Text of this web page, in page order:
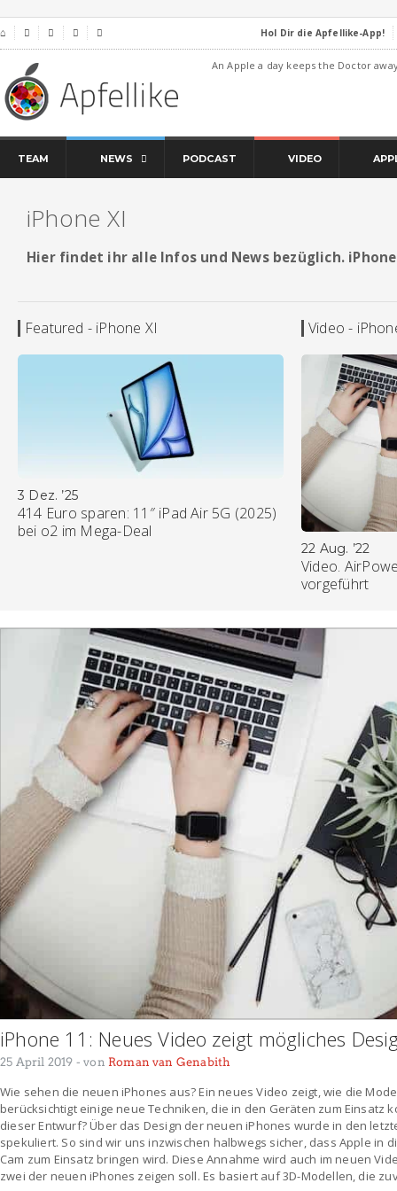
⌂     Hol Dir die Apfellike-App!
An Apple a day keeps the Doctor
TEAM NEWS PODCAST VIDEO
iPhone XI
Hier findet ihr alle Infos und News bezüglich.
Featured - iPhone XI
3 Dez. ’25
414 Euro sparen: 11″ iPad Air 5G (2025)
bei o2 im Mega-Deal
Video -
22 Aug. ’22
Video.
vorgeführt
iPhone 11: Neues Video zeigt mögliches
25 April 2019 - von Roman van Genabith
Wie sehen die neuen iPhones aus? Ein neues Video zeigt, wie die
berücksichtigt einige neue Techniken, die in den Geräten zum Einsatz
dieser Entwurf? Über das Design der neuen iPhones wurde in den
spekuliert. So sind wir uns inzwischen halbwegs sicher, dass Apple in
Cam zum Einsatz bringen wird. Diese Annahme wird auch im neuen
zwei der neuen iPhones zeigen soll. Es basiert auf 3D-Modellen, die